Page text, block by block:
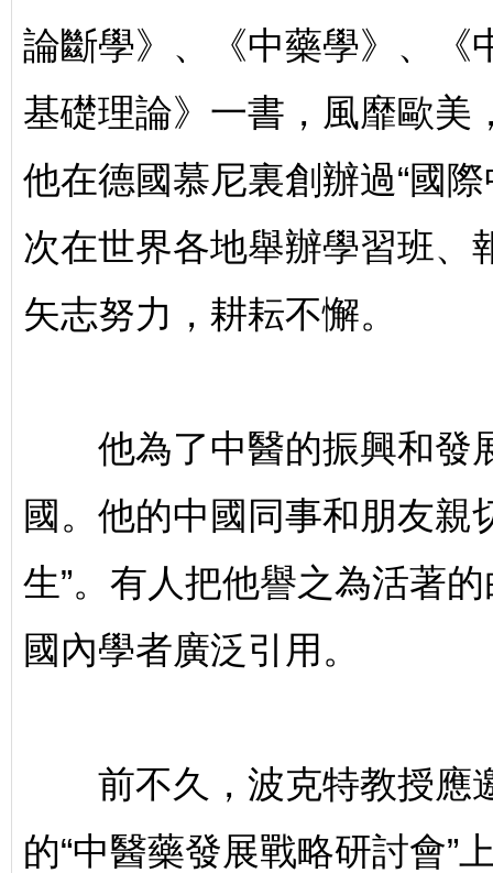
論斷學》、《中藥學》、《
基礎理論》一書，風靡歐美
他在德國慕尼裏創辦過“國
次在世界各地舉辦學習班、
矢志努力，耕耘不懈。
他為了中醫的振興和發
國。他的中國同事和朋友親
生”。有人把他譽之為活著
國內學者廣泛引用。
前不久，波克特教授應
的“中醫藥發展戰略研討會”